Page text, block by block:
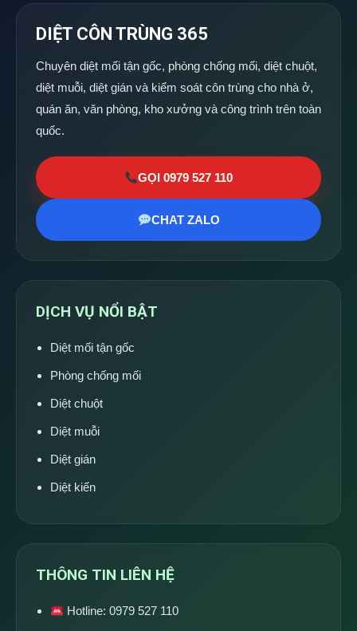
DIỆT CÔN TRÙNG 365
Chuyên diệt mối tận gốc, phòng chống mối, diệt chuột,
diệt muỗi, diệt gián và kiểm soát côn trùng cho nhà ở,
quán ăn, văn phòng, kho xưởng và công trình trên toàn
quốc.
GỌI 0979 527 110
CHAT ZALO
DỊCH VỤ NỔI BẬT
Diệt mối tận gốc
Phòng chống mối
Diệt chuột
Diệt muỗi
Diệt gián
Diệt kiến
THÔNG TIN LIÊN HỆ
Hotline:0979 527 110